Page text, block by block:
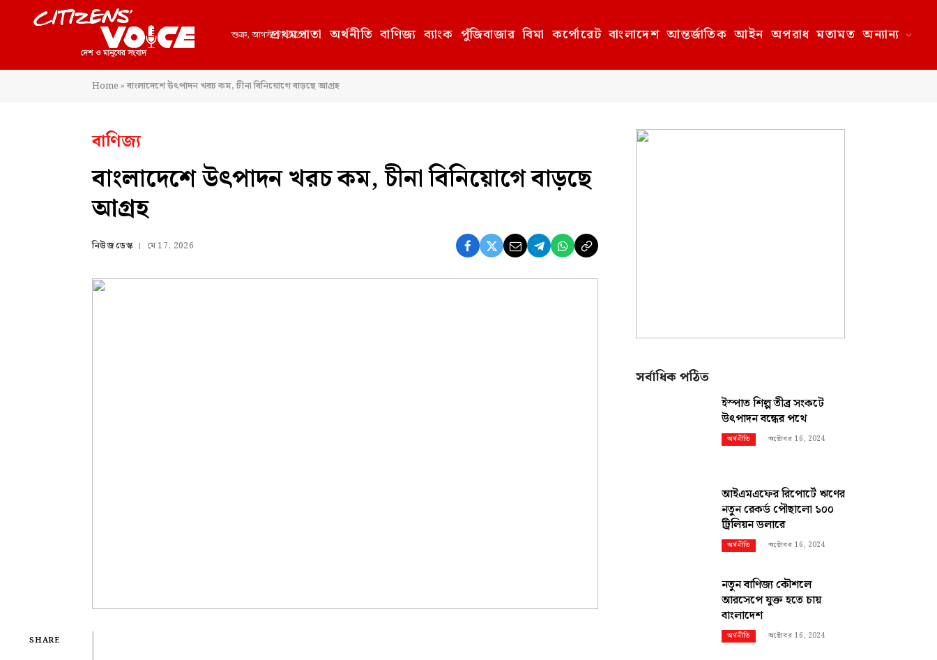
শুক্র, আগস্ট 7, 2026
প্রথমপাতা অর্থনীতি বাণিজ্য ব্যাংক পুঁজিবাজার বিমা কর্পোরেট বাংলাদেশ আন্তর্জাতিক আইন অপরাধ মতামত অন্যান্য
Home»বাংলাদেশে উৎপাদন খরচ কম, চীনা বিনিয়োগে বাড়ছে আগ্রহ
বাণিজ্য
বাংলাদেশে উৎপাদন খরচ কম, চীনা বিনিয়োগে বাড়ছে
আগ্রহ
নিউজ ডেস্ক মে 17, 2026
SHARE
সর্বাধিক পঠিত
ইস্পাত শিল্প তীব্র সংকটে
উৎপাদন বন্ধের পথে
অর্থনীতি অক্টোবর 16, 2024
আইএমএফের রিপোর্টে ঋণের
নতুন রেকর্ড পৌছালো ১০০
ট্রিলিয়ন ডলারে
অর্থনীতি অক্টোবর 16, 2024
নতুন বাণিজ্য কৌশলে
আরসেপে যুক্ত হতে চায়
বাংলাদেশ
অর্থনীতি অক্টোবর 16, 2024